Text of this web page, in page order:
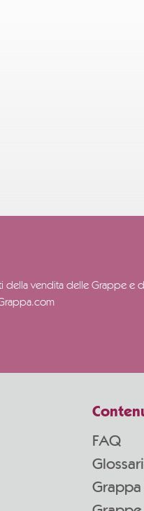
della vendita delle Grappe e
FAQ